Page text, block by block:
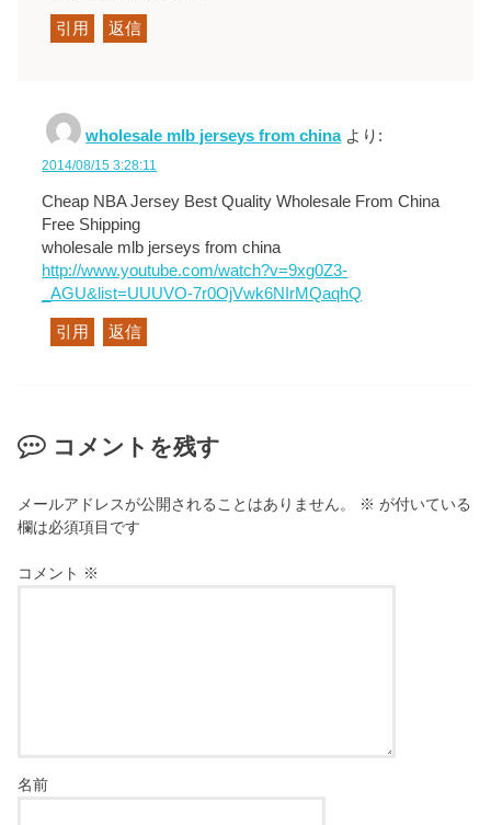
引用 返信
wholesale mlb jerseys from china より:
2014/08/15 3:28:11
Cheap NBA Jersey Best Quality Wholesale From China
Free Shipping
wholesale mlb jerseys from china
http://www.youtube.com/watch?v=9xg0Z3-
_AGU&list=UUUVO-7r0OjVwk6NIrMQaqhQ
引用 返信
コメントを残す
メールアドレスが公開されることはありません。 ※ が付いている
欄は必須項目です
コメント ※
名前